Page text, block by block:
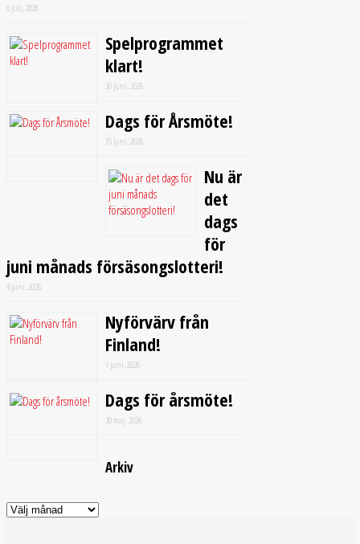
6 juli, 2026
Spelprogrammet
klart!
30 juni, 2026
Dags för Årsmöte!
15 juni, 2026
Nu är
det
dags
för
juni månads försäsongslotteri!
4 juni, 2026
Nyförvärv från
Finland!
1 juni, 2026
Dags för årsmöte!
30 maj, 2026
Arkiv
Arkiv